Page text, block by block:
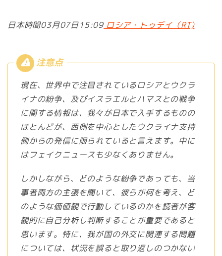
日本時間03月07日15:09 ロシア・トゥデイ（RT)
現在、世界中で注目されているロシアとウクラ
イナの紛争、及びイスラエルとハマスとの戦争
に関する情報は、我々が日本で入手するものの
ほとんどが、西側を中心としたウクライナ支持
側からの発信に限られていると言えます。中に
はフェイクニュースも少なくありません。
しかしながら、どのような紛争であっても、当
事者両方の主張を聞いて、彼らが何を考え、ど
のような価値観で行動しているのかを読者が客
観的に自己分析し判断することが重要であると
思います。特に、我が国の外交に関連する問題
については、状況を誤ると取り返しのつかない